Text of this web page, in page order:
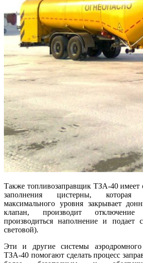
Также топливозаправщик ТЗА-40 имеет
заполнения цистерны,
максимального уровня закрывает
клапан, производит
производиться наполнение и подает
световой).
Эти и другие системы аэродромного
ТЗА-40 помогают сделать процесс